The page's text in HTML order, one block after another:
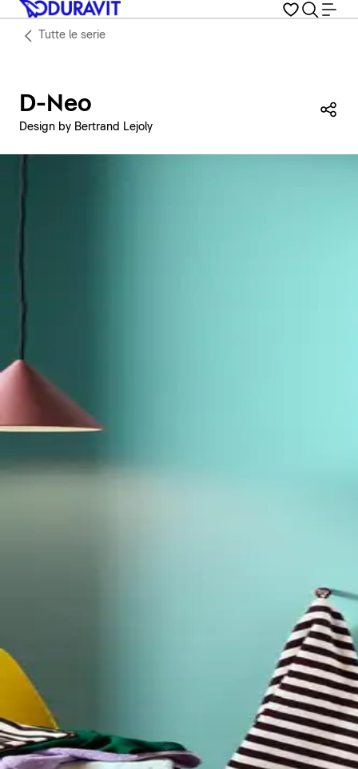
Tutte le serie
D-Neo
Design by Bertrand Lejoly